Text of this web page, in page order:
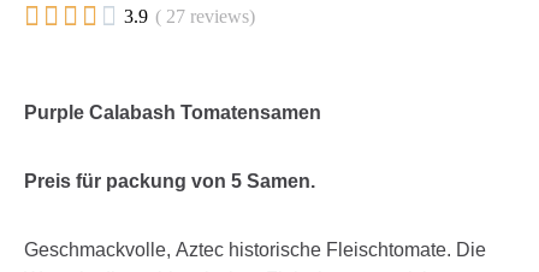
     3.9 ( 27 reviews)
Purple Calabash Tomatensamen
Preis für packung von 5 Samen.
Geschmackvolle, Aztec historische Fleischtomate. Die